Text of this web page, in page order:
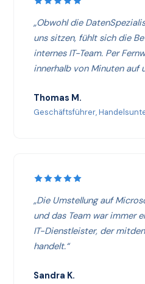
„Obwohl die
uns sitzen, fühlt sich die
internes IT-Team. Per
innerhalb von Minuten auf
Thomas M.
Geschäftsführer,
„Die Umstellung auf
und das Team war immer
IT-Dienstleister, der
handelt.“
Sandra K.